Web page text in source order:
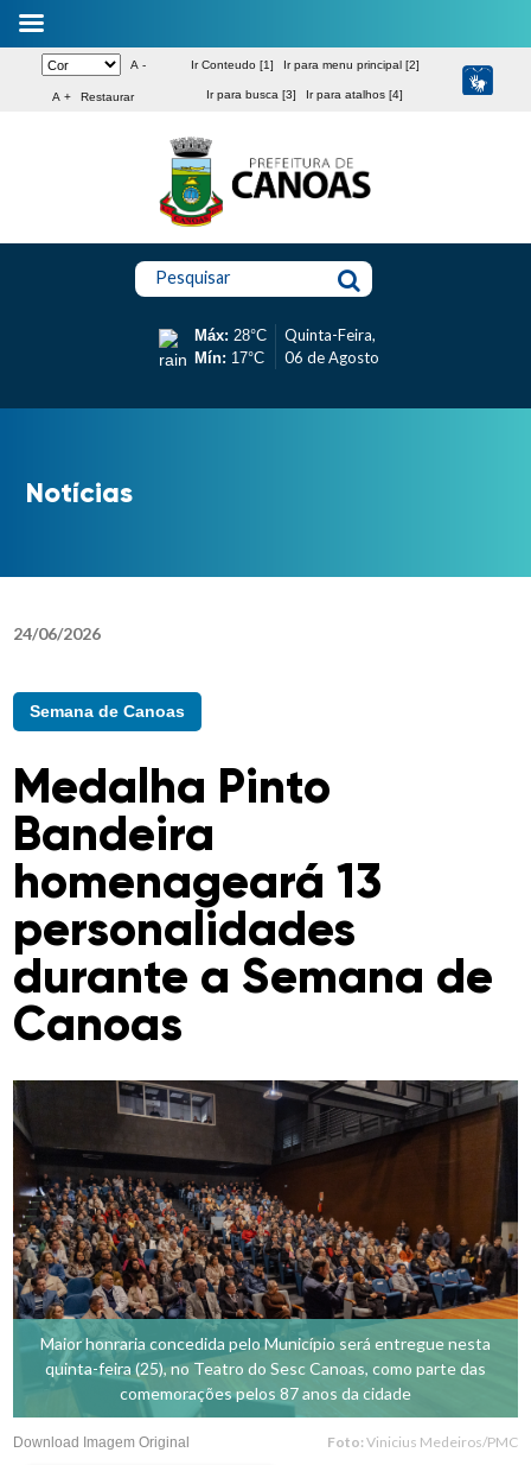
A -
A + Restaurar
Ir Conteudo [1] Ir para menu principal [2]
Ir para busca [3] Ir para atalhos [4]
Pesquisar
Máx: 28°C
Mín: 17°C
Quinta-Feira,
06 de Agosto
Notícias
24/06/2026
Semana de Canoas
Medalha Pinto
Bandeira
homenageará 13
personalidades
durante a Semana de
Canoas
Maior honraria concedida pelo Município será entregue nesta
quinta-feira (25), no Teatro do Sesc Canoas, como parte das
comemorações pelos 87 anos da cidade
Download Imagem Original Foto: Vinicius Medeiros/PMC